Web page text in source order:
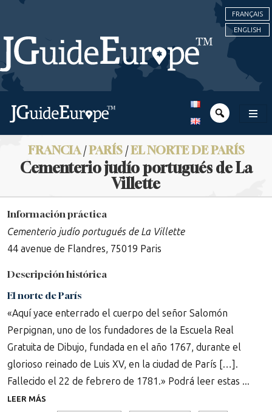
FRANÇAIS
ENGLISH
FRANCIA/PARÍS/EL NORTE DE PARÍS
Cementerio judío portugués de La
Villette
Información práctica
Cementerio judío portugués de La Villette
44 avenue de Flandres, 75019 Paris
Descripción histórica
El norte de París
«Aquí yace enterrado el cuerpo del señor Salomón
Perpignan, uno de los fundadores de la Escuela Real
Gratuita de Dibujo, fundada en el año 1767, durante el
glorioso reinado de Luis XV, en la ciudad de París […].
Fallecido el 22 de febrero de 1781.» Podrá leer estas ...
LEER MÁS